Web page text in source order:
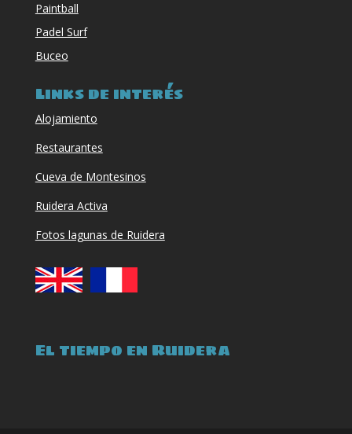
Paintball
Padel Surf
Buceo
Links de interés
Alojamiento
Restaurantes
Cueva de Montesinos
Ruidera Activa
Fotos lagunas de Ruidera
El tiempo en Ruidera